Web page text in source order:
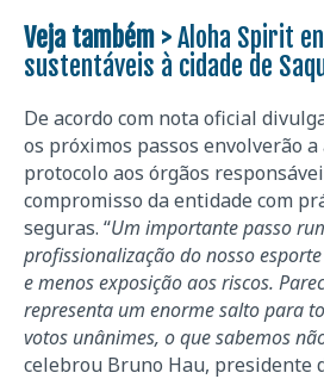
Veja também >Aloha Spirit
sustentáveis à cidade de
De acordo com nota oficial
os próximos passos envolverão
protocolo aos órgãos
compromisso da entidade com
seguras. “Um importante passo
profissionalização do nosso
e menos exposição aos riscos.
representa um enorme salto para
votos unânimes, o que sabemos
celebrou Bruno Hau, presidente